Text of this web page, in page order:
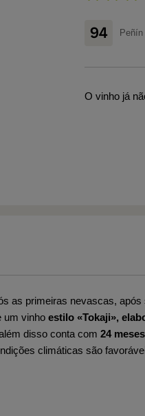
94 Peñín
O vinho já
as primeiras nevascas, após
um vinho estilo «Tokaji»,
disso conta com 24
climáticas são